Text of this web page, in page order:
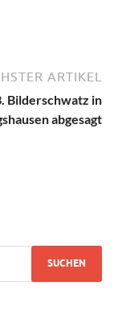
ARTIKEL
Bilderschwatz in
abgesagt